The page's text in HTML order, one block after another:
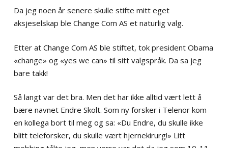
Da jeg noen år senere skulle stifte mitt eget
aksjeselskap ble Change Com AS et naturlig valg.
Etter at Change Com AS ble stiftet, tok president Obama
«change» og «yes we can» til sitt valgspråk. Da sa jeg
bare takk!
Så langt var det bra. Men det har ikke alltid vært lett å
bære navnet Endre Skolt. Som ny forsker i Telenor kom
en kollega bort til meg og sa: «Du Endre, du skulle ikke
blitt teleforsker, du skulle vært hjernekirurg!» Litt